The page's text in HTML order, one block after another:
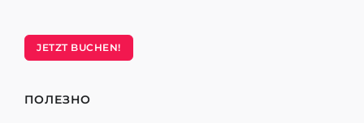
JETZT BUCHEN!
ПОЛЕЗНО